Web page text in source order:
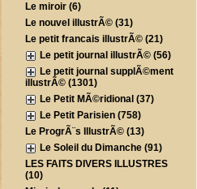
Le miroir (6)
Le nouvel illustrÃ© (31)
Le petit francais illustrÃ© (21)
Le petit journal illustrÃ© (56)
Le petit journal supplÃ©ment
illustrÃ© (1301)
Le Petit MÃ©ridional (37)
Le Petit Parisien (758)
Le ProgrÃ¨s IllustrÃ© (13)
Le Soleil du Dimanche (91)
LES FAITS DIVERS ILLUSTRES
(10)